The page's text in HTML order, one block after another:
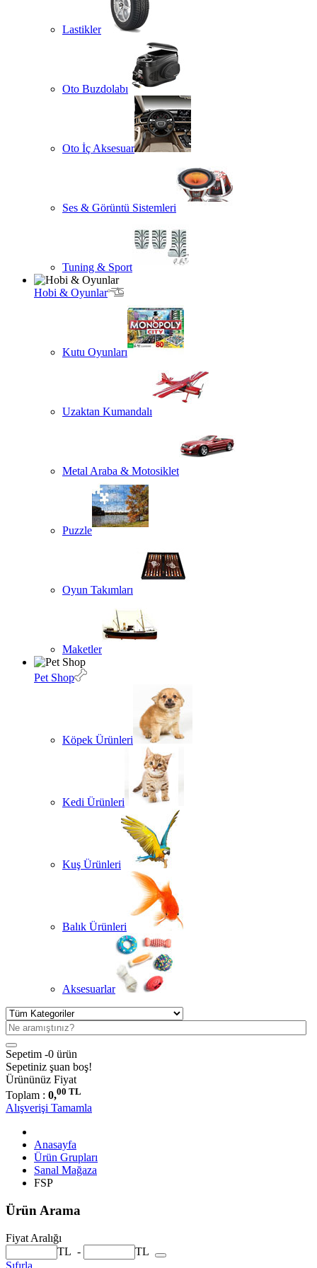
Lastikler
Oto Buzdolabı
Oto İç Aksesuar
Ses & Görüntü Sistemleri
Tuning & Sport
Hobi & Oyunlar
Kutu Oyunları
Uzaktan Kumandalı
Metal Araba & Motosiklet
Puzzle
Oyun Takımları
Maketler
Pet Shop
Köpek Ürünleri
Kedi Ürünleri
Kuş Ürünleri
Balık Ürünleri
Aksesuarlar
Sepetim -0 ürün
Sepetiniz şuan boş!
Ürününüz Fiyat
Toplam : 0,00 TL
Alışverişi Tamamla
Anasayfa
Ürün Grupları
Sanal Mağaza
FSP
Ürün Arama
Fiyat Aralığı
TL -
TL
Sıfırla